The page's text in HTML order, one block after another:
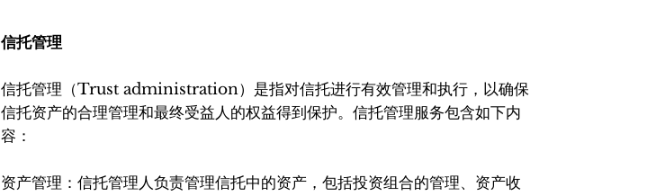
信托管理
信托管理（Trust administration）是指对信托进行有效管理和执行，以确保
信托资产的合理管理和最终受益人的权益得到保护。信托管理服务包含如下内
容：
资产管理：信托管理人负责管理信托中的资产，包括投资组合的管理、资产收